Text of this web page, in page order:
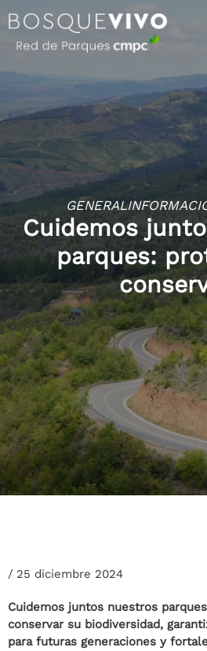
GENERAL
Cuidemos
parques:
/ 25 diciembre 2024
Cuidemos juntos nuestros
conservar su biodiversidad,
para futuras generaciones y